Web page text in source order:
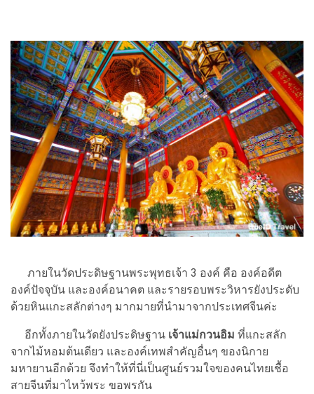
ภายในวัดประดิษฐานพระพุทธเจ้า 3 องค์ คือ องค์อดีต
องค์ปัจจุบัน และองค์อนาคต และรายรอบพระวิหารยังประดับ
ด้วยหินแกะสลักต่างๆ มากมายที่นำมาจากประเทศจีนค่ะ
อีกทั้งภายในวัดยังประดิษฐาน เจ้าแม่กวนอิม ที่แกะสลัก
จากไม้หอมต้นเดียว และองค์เทพสำคัญอื่นๆ ของนิกาย
มหายานอีกด้วย จึงทำให้ที่นี่เป็นศูนย์รวมใจของคนไทยเชื้อ
สายจีนที่มาไหว้พระ ขอพรกัน